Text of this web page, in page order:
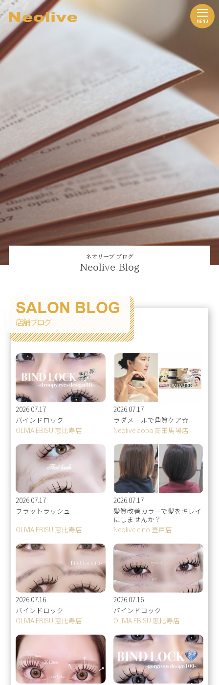
ネオリーブ ブログ
Neolive Blog
SALON BLOG
店舗ブログ
2026.07.17
バインドロック
OLIVIA EBISU 恵比寿店
2026.07.17
ラダメールで角質ケア☆
Neolive aoba 高田馬場店
2026.07.17
フラットラッシュ
OLIVIA EBISU 恵比寿店
2026.07.17
髪質改善カラーで髪をキレイ
にしませんか？
Neolive cino 登戸店
2026.07.16
バインドロック
OLIVIA EBISU 恵比寿店
2026.07.16
バインドロック
OLIVIA EBISU 恵比寿店